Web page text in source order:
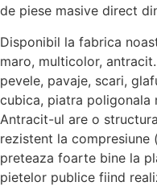
de piese masive direct
Disponibil la fabrica
maro, multicolor,
pevele, pavaje, scari,
cubica, piatra poligonala
Antracit-ul are o
rezistent la
preteaza foarte bine la
pietelor publice fiind